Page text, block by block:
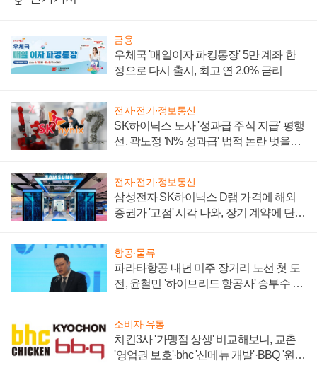
금융
우체국 '매일이자 파킹통장' 5만 계좌 한
정으로 다시 출시, 최고 연 2.0% 금리
전자·전기·정보통신
SK하이닉스 노사 '성과급 주식 지급' 평행
선, 곽노정 'N% 성과급' 법적 논란 벗을지
전자·전기·정보통신
삼성전자 SK하이닉스 D램 가격에 해외
증권가 '고점' 시각 나와, 장기 계약에 단점
항공·물류
파라타항공 내년 미주 장거리 노선 첫 도
전, 윤철민 '하이브리드 항공사' 승부수 통
소비자·유통
치킨3사 '가맹점 상생' 비교해보니, 교촌
'영업권 보호'·bhc '신메뉴 개발'·BBQ '원가